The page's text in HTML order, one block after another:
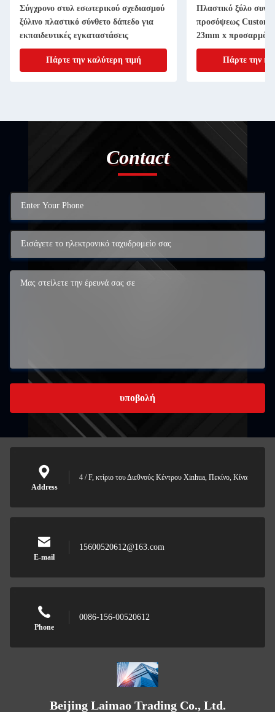
Σύγχρονο στυλ εσωτερικού σχεδιασμού
ξύλινο πλαστικό σύνθετο δάπεδο για
εκπαιδευτικές εγκαταστάσεις
Πάρτε την καλύτερη τιμή
Πλαστικό ξύλο
προσόψεως Custom
23mm x
Πάρτε την
Contact
υποβολή
Address
4 / F, κτίριο του Διεθνούς Κέντρου Xinhua, Πεκίνο, Κίνα
E-mail
15600520612@163.com
Phone
0086-156-00520612
Beijing Laimao Trading Co., Ltd.